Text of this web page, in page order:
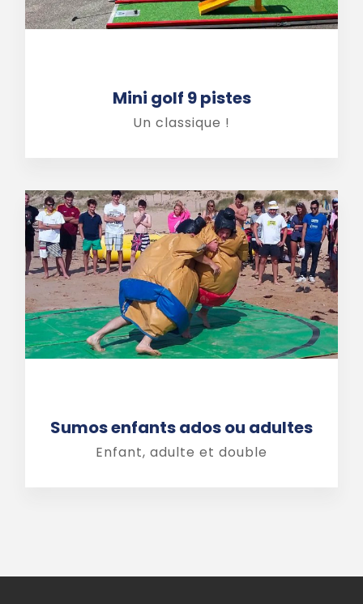
Mini golf 9 pistes
Un classique !
Sumos enfants ados ou adultes
Enfant, adulte et double